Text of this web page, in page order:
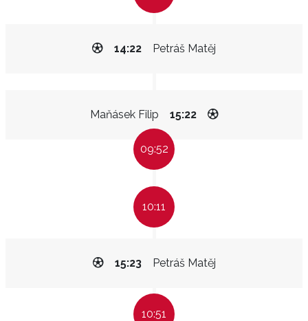
Petráš Matěj
14:22
Maňásek Filip 15:22
09:52
10:11
Petráš Matěj
15:23
10:51